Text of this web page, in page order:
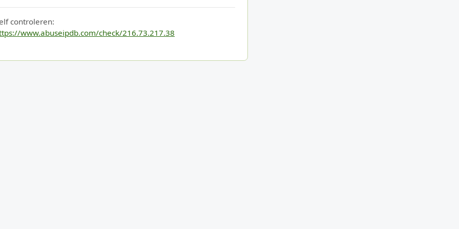
controleren:
www.abuseipdb.com/check/216.73.217.38